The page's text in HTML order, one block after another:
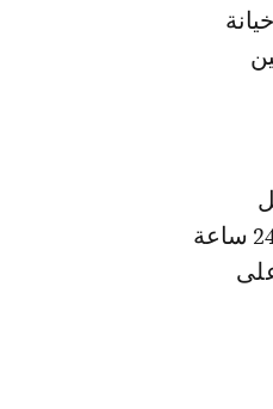
الاجتماعي قائلة: "هو من امتى كانت الخيانة عبارة عن خيانة زوجية، هادي 24 ساعة